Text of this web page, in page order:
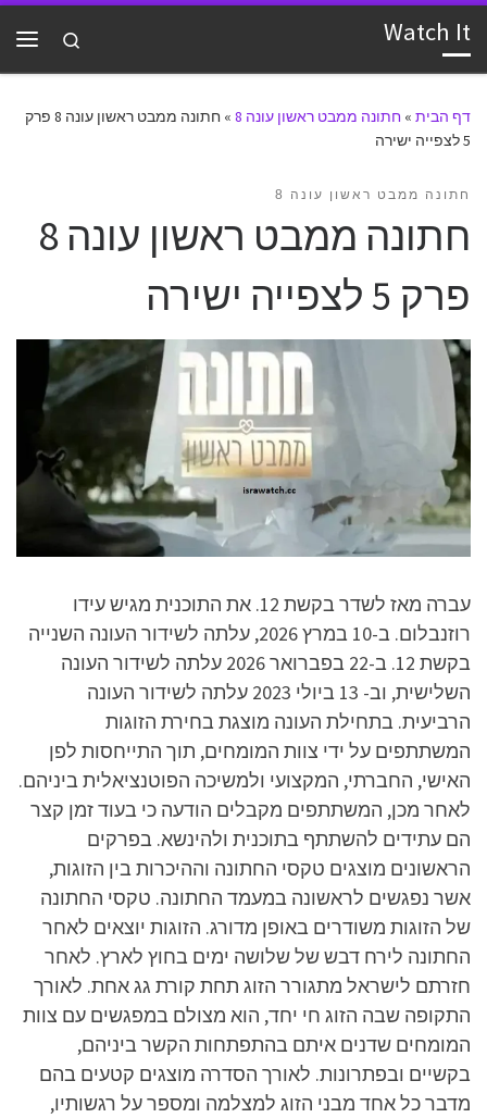
דלג לתוכן Watch It
Search
דף הבית » חתונה ממבט ראשון עונה 8 »
חתונה ממבט ראשון עונה 8 פרק
5 לצפייה ישירה
חתונה ממבט ראשון עונה 8
חתונה ממבט ראשון עונה 8
פרק 5 לצפייה ישירה
עברה מאז לשדר בקשת 12. את התוכנית מגיש עידו
רוזנבלום. ב-10 במרץ 2026, עלתה לשידור העונה השנייה
בקשת 12. ב-22 בפברואר 2026 עלתה לשידור העונה
השלישית, וב- 13 ביולי 2023 עלתה לשידור העונה
הרביעית. בתחילת העונה מוצגת בחירת הזוגות
המשתתפים על ידי צוות המומחים, תוך התייחסות לפן
האישי, החברתי, המקצועי ולמשיכה הפוטנציאלית ביניהם.
לאחר מכן, המשתתפים מקבלים הודעה כי בעוד זמן קצר
הם עתידים להשתתף בתוכנית ולהינשא. בפרקים
הראשונים מוצגים טקסי החתונה וההיכרות בין הזוגות,
אשר נפגשים לראשונה במעמד החתונה. טקסי החתונה
של הזוגות משודרים באופן מדורג. הזוגות יוצאים לאחר
החתונה לירח דבש של שלושה ימים בחוץ לארץ. לאחר
חזרתם לישראל מתגורר הזוג תחת קורת גג אחת. לאורך
התקופה שבה הזוג חי יחד, הוא מצולם במפגשים עם צוות
המומחים שדנים איתם בהתפתחות הקשר ביניהם,
בקשיים ובפתרונות. לאורך הסדרה מוצגים קטעים בהם
מדבר כל אחד מבני הזוג למצלמה ומספר על רגשותיו,